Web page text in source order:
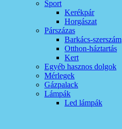
Sport
Kerékpár
Horgászat
Párszázas
Barkács-szerszám
Otthon-háztartás
Kert
Egyéb hasznos dolgok
Mérlegek
Gázpalack
Lámpák
Led lámpák